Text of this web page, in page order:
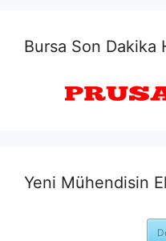
Bursa Son Dakika
Yeni Mühendisin